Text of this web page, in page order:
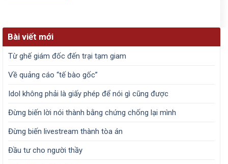
Bài viết mới
Từ ghế giám đốc đến trại tạm giam
Về quảng cáo “tế bào gốc”
Idol không phải là giấy phép để nói gì cũng được
Đừng biến lời nói thành bằng chứng chống lại mình
Đừng biến livestream thành tòa án
Đầu tư cho người thầy